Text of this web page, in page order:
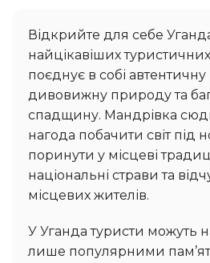
Відкрийте для себе Уганда - одне з
найцікавіших
поєднує в собі автентичну
дивовижну природу та
спадщину. Мандрівка
нагода побачити світ під
поринути у місцеві
національні страви та
місцевих жителів.
У Уганда туристи можуть насолодитися не
лише популярними